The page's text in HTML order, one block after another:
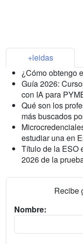
+leidas
¿Cómo obtengo
Guía 2026:
con IA para
Qué son los
más buscados
estudiar una en
Título de la ESO
2026 de la
Recibe
Nombre: